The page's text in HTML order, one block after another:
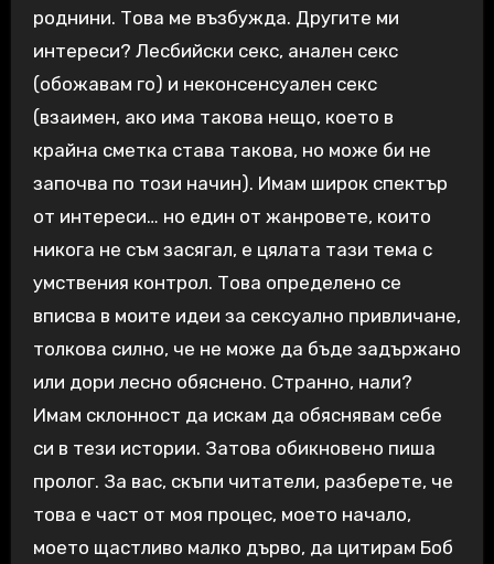
роднини. Това ме възбужда. Другите ми
интереси? Лесбийски секс, анален секс
(обожавам го) и неконсенсуален секс
(взаимен, ако има такова нещо, което в
крайна сметка става такова, но може би не
започва по този начин). Имам широк спектър
от интереси… но един от жанровете, които
никога не съм засягал, е цялата тази тема с
умствения контрол. Това определено се
вписва в моите идеи за сексуално привличане,
толкова силно, че не може да бъде задържано
или дори лесно обяснено. Странно, нали?
Имам склонност да искам да обяснявам себе
си в тези истории. Затова обикновено пиша
пролог. За вас, скъпи читатели, разберете, че
това е част от моя процес, моето начало,
моето щастливо малко дърво, да цитирам Боб